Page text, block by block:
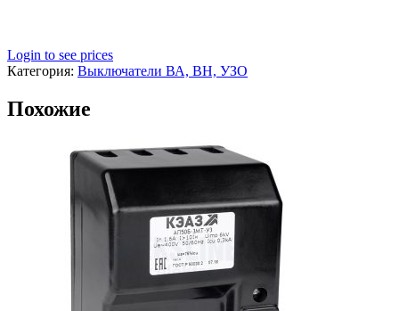
Login to see prices
Категория: Выключатели ВА, ВН, УЗО
Похожие